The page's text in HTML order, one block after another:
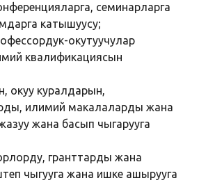
семинарларга
катышуусу;
окутуучулар
квалификациясын
окуу куралдарын,
илимий макалаларды жана
жана басып чыгарууга
гранттарды жана
чыгууга жана ишке ашырууга